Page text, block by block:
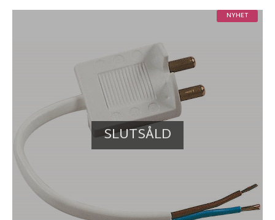
SLUTSÅLD
NYHET